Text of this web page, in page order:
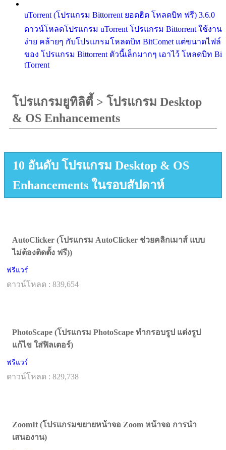
uTorrent (โปรแกรม Bittorrent ยอดฮิต โหลดบิท ฟรี) 3.6.0
ดาวน์โหลดโปรแกรม uTorrent โปรแกรม Bittorrent ใช้งาน
ง่าย คล้ายๆ กับโปรแกรมโหลดบิท BitComet แต่ขนาดไฟล์
ของ โปรแกรม Bittorrent ตัวนี้เล็กมากๆ เอาไว้ โหลดบิท Bi
tTorrent
โปรแกรมยูทิลิตี้ > โปรแกรม Desktop
& OS Enhancements
10 อันดับ โปรแกรม Desktop & OS
Enhancements ในรอบสัปดาห์
AutoClicker (โปรแกรม AutoClicker ช่วยคลิกเมาส์ แบบ
ไม่ต้องติดตั้ง ฟรี))
ฟรีแวร์
ดาวน์โหลด : 839,654
PhotoScape (โปรแกรม PhotoScape ทำกรอบรูป แต่งรูป
แก้ไข ใส่ฟิลเตอร์)
ฟรีแวร์
ดาวน์โหลด : 829,738
ZoomIt (โปรแกรมขยายหน้าจอ Zoom หน้าจอ การนำ
เสนองาน)